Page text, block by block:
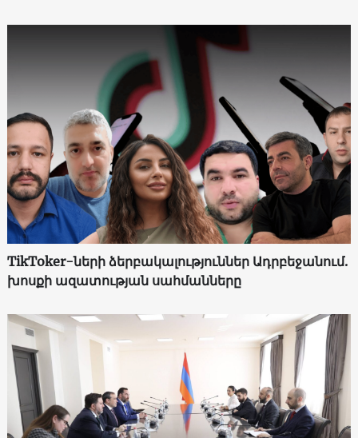
TikToker-ների ձերբակալություններ Ադրբեջանում.
խոսքի ազատության սահմանները